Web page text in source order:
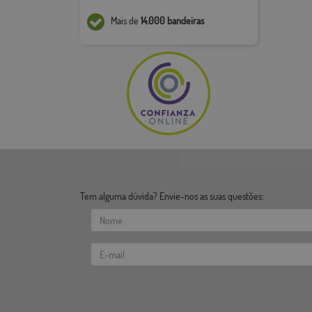
Mais de 14.000 bandeiras
Tem alguma dúvida? Envie-nos as suas questões: